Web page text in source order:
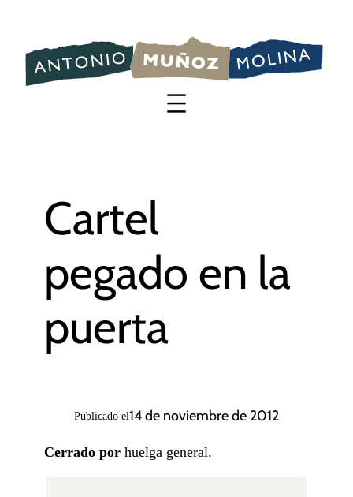
contenido
Cartel
pegado en la
puerta
Publicado el14 de noviembre de 2012
Cerrado por huelga general.